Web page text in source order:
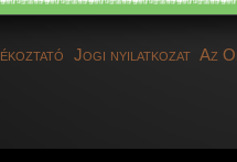
Jogi nyilatkozat Az